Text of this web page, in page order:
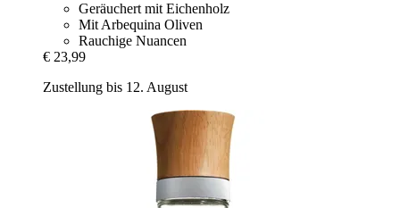
Geräuchert mit Eichenholz
Mit Arbequina Oliven
Rauchige Nuancen
€ 23,99
Zustellung bis 12. August